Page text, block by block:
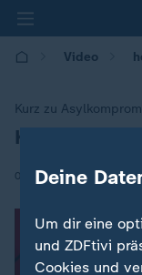
Video
Kurz zu
:Kein Vertrag
03.07.2018 | 19:23
Deine
Um dir eine
und ZDFtivi
Cookies und